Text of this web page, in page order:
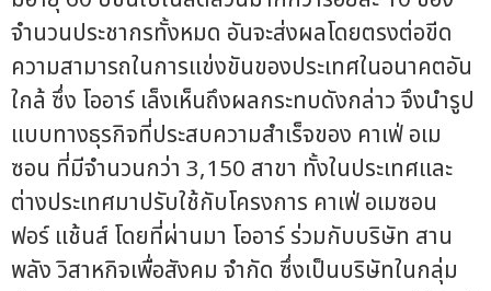
จำนวนประชากรทั้งหมด อันจะส่งผลโดยตรงต่อขีด
ความสามารถในการแข่งขันของประเทศในอนาคตอัน
ใกล้ ซึ่ง โออาร์ เล็งเห็นถึงผลกระทบดังกล่าว จึงนำรูป
แบบทางธุรกิจที่ประสบความสำเร็จของ คาเฟ่ อเม
ซอน ที่มีจำนวนกว่า 3,150 สาขา ทั้งในประเทศและ
ต่างประเทศมาปรับใช้กับโครงการ คาเฟ่ อเมซอน
ฟอร์ แช้นส์ โดยที่ผ่านมา โออาร์ ร่วมกับบริษัท สาน
พลัง วิสาหกิจเพื่อสังคม จำกัด ซึ่งเป็นบริษัทในกลุ่ม